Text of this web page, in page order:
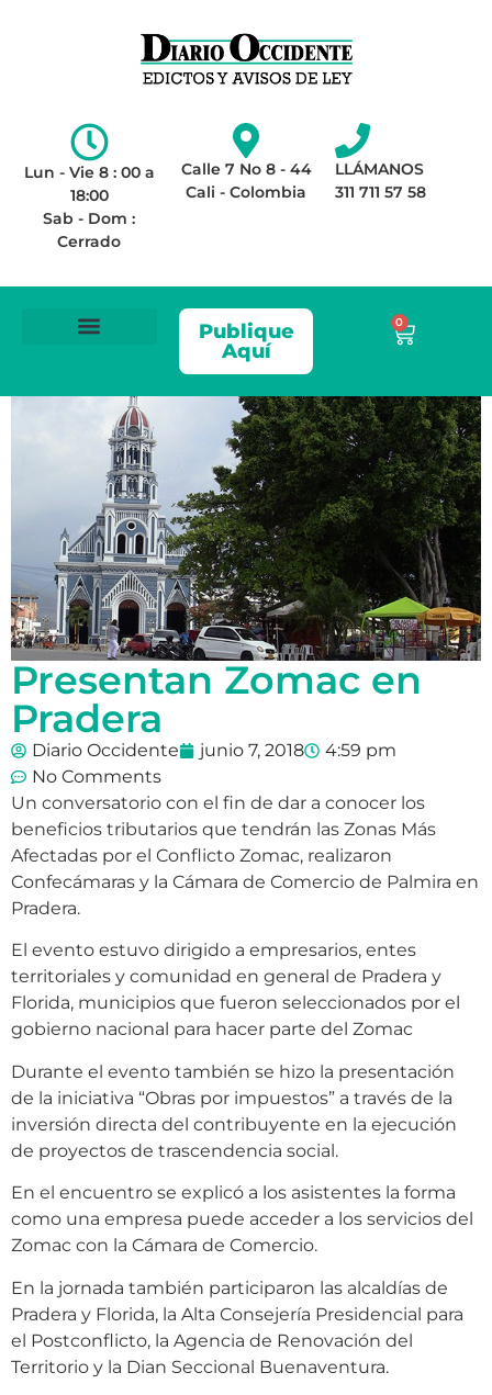
Lun - Vie 8 : 00 a
18:00
Sab - Dom :
Cerrado
Calle 7 No 8 - 44
Cali - Colombia
LLÁMANOS
311 711 57 58
Publique
Aquí
0
Presentan Zomac en
Pradera
Diario Occidente junio 7, 2018
4:59 pm
No Comments
Un conversatorio con el fin de dar a conocer los
beneficios tributarios que tendrán las Zonas Más
Afectadas por el Conflicto Zomac, realizaron
Confecámaras y la Cámara de Comercio de Palmira en
Pradera.
El evento estuvo dirigido a empresarios, entes
territoriales y comunidad en general de Pradera y
Florida, municipios que fueron seleccionados por el
gobierno nacional para hacer parte del Zomac
Durante el evento también se hizo la presentación
de la iniciativa “Obras por impuestos” a través de la
inversión directa del contribuyente en la ejecución
de proyectos de trascendencia social.
En el encuentro se explicó a los asistentes la forma
como una empresa puede acceder a los servicios del
Zomac con la Cámara de Comercio.
En la jornada también participaron las alcaldías de
Pradera y Florida, la Alta Consejería Presidencial para
el Postconflicto, la Agencia de Renovación del
Territorio y la Dian Seccional Buenaventura.